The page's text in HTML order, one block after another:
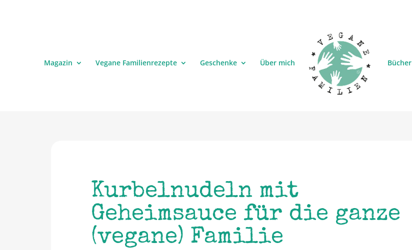
Magazin Vegane Familienrezepte Geschenke Über mich Bücher
Kurbelnudeln mit
Geheimsauce für die ganze
(vegane) Familie